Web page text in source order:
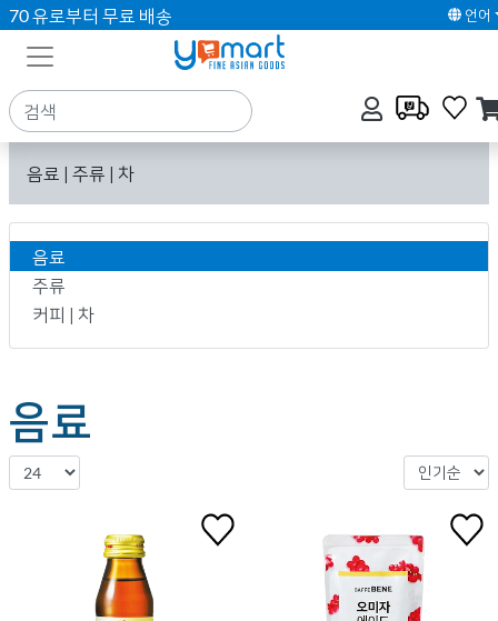
70 유로부터 무료 배송 언어
음료 | 주류 | 차
음료
주류
커피 | 차
음료